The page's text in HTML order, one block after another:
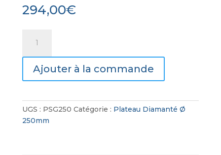
294,00€
Plateau
Diamanté
Ø
-
TBS-
1
Ajouter à la commande
UGS : PSG250 Catégorie : Plateau Diamanté Ø
250mm